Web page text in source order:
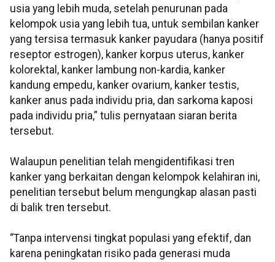
usia yang lebih muda, setelah penurunan pada
kelompok usia yang lebih tua, untuk sembilan kanker
yang tersisa termasuk kanker payudara (hanya positif
reseptor estrogen), kanker korpus uterus, kanker
kolorektal, kanker lambung non-kardia, kanker
kandung empedu, kanker ovarium, kanker testis,
kanker anus pada individu pria, dan sarkoma kaposi
pada individu pria,” tulis pernyataan siaran berita
tersebut.
Walaupun penelitian telah mengidentifikasi tren
kanker yang berkaitan dengan kelompok kelahiran ini,
penelitian tersebut belum mengungkap alasan pasti
di balik tren tersebut.
“Tanpa intervensi tingkat populasi yang efektif, dan
karena peningkatan risiko pada generasi muda